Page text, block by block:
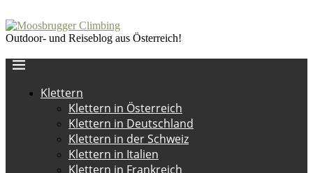
Outdoor- und Reiseblog aus Österreich!
Klettern
Klettern in Österreich
Klettern in Deutschland
Klettern in der Schweiz
Klettern in Italien
Klettern in Frankreich